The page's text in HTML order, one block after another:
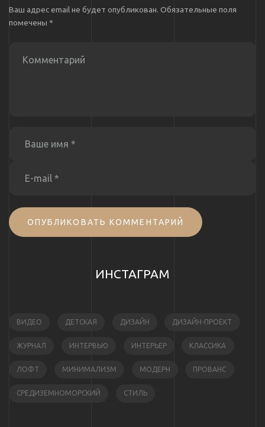
Ваш адрес email не будет опубликован. Обязательные поля
помечены *
ОПУБЛИКОВАТЬ КОММЕНТАРИЙ
ИНСТАГРАМ
ВИДЕО ДЕТСКАЯ ДИЗАЙН ДИЗАЙН-ПРОЕКТ
ЖУРНАЛ ИНТЕРВЬЮ ИНТЕРЬЕР КЛАССИКА
ЛОФТ МИНИМАЛИЗМ МОДЕРН ПРОВАНС
СРЕДИЗЕМНОМОРСКИЙ СТИЛЬ